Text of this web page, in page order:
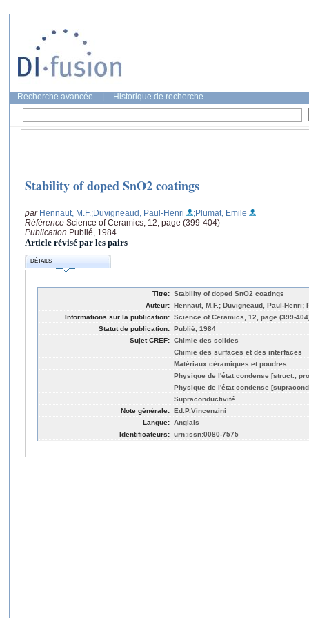
Recherche avancée Historique de recherche
Stability of doped SnO2 coatings
par Hennaut, M.F. ;Duvigneaud, Paul-Henri
;Plumat, Emile
Référence Science of Ceramics, 12, page (399-404)
Publication Publié, 1984
Article révisé par les pairs
DÉTAILS
Titre: Stability of doped SnO2 coatings
Auteur: Hennaut, M.F.; Duvigneaud, Paul-Henri;
Informations sur la publication: Science of Ceramics, 12, page (399-
Statut de publication: Publié, 1984
Sujet CREF: Chimie des solides
Chimie des surfaces et des interfaces
Matériaux céramiques et poudres
Physique de l'état condense [struct.,
Physique de l'état condense
Supraconductivité
Note générale: Ed.P.Vincenzini
Langue: Anglais
Identificateurs: urn:issn:0080-7575